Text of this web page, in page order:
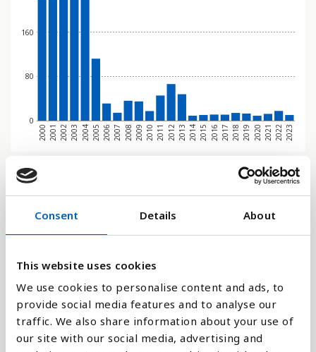
Consent Details About
This website uses cookies
We use cookies to personalise content and ads, to
provide social media features and to analyse our
traffic. We also share information about your use of
our site with our social media, advertising and
0
80
160
2000 2001 2002 2003 2004 2005 2006 2007 2008 2009 2010 2011 2012 2013 2014 2015 2016 2017 2018 2019 2020 2021 2022 2023
Stapeldiagram
Linje
Jämför med: